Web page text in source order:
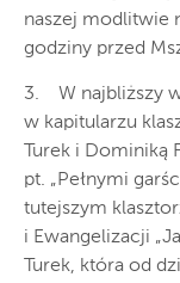
naszej modlitwie
godziny przed
3. W najbliższy
w kapitularzu
Turek i Dominiką
pt. „Pełnymi
tutejszym
i Ewangelizacji
Turek, która od